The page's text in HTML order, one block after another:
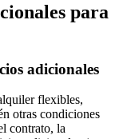
para
adicionales
flexibles,
otras condiciones
contrato, la